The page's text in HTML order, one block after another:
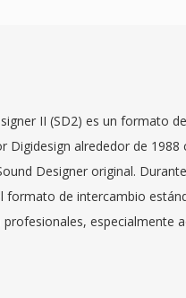
II (SD2) es un formato
Digidesign alrededor de 1988
Designer original.
formato de intercambio
profesionales, especialmente
Almacena audio PCM lineal